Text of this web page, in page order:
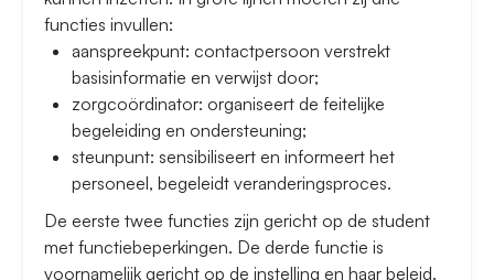
functies invullen:
aanspreekpunt: contactpersoon verstrekt
basisinformatie en verwijst door;
zorgcoördinator: organiseert de feitelijke
begeleiding en ondersteuning;
steunpunt: sensibiliseert en informeert het
personeel, begeleidt veranderingsproces.
De eerste twee functies zijn gericht op de student
met functiebeperkingen. De derde functie is
voornamelijk gericht op de instelling en haar beleid.